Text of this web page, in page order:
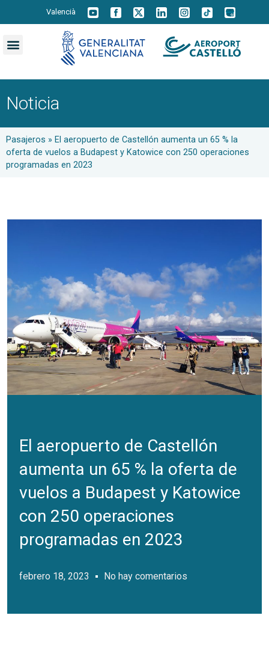
Valencià
Noticia
Pasajeros » El aeropuerto de Castellón aumenta un 65 % la
oferta de vuelos a Budapest y Katowice con 250 operaciones
programadas en 2023
El aeropuerto de Castellón
aumenta un 65 % la oferta de
vuelos a Budapest y Katowice
con 250 operaciones
programadas en 2023
febrero 18, 2023 No hay comentarios